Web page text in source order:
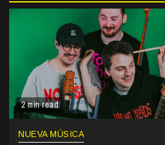
2 min read
NUEVA MÚSICA